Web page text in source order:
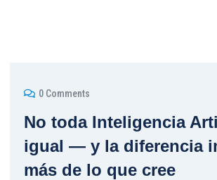
0 Comments
No toda Inteligencia
igual — y la diferencia
más de lo que cree